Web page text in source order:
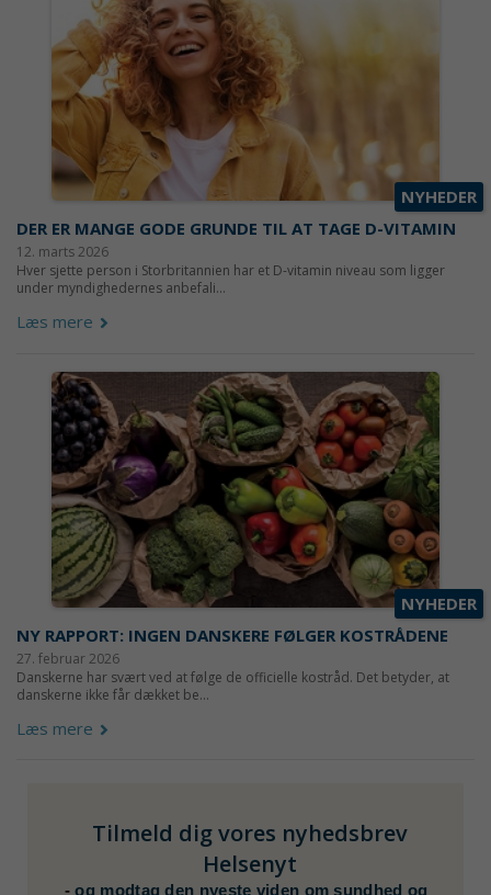
NYHEDER
DER ER MANGE GODE GRUNDE TIL AT TAGE D-VITAMIN
12. marts 2026
Hver sjette person i Storbritannien har et D-vitamin niveau som ligger
under myndighedernes anbefali...
Læs mere
NYHEDER
NY RAPPORT: INGEN DANSKERE FØLGER KOSTRÅDENE
27. februar 2026
Danskerne har svært ved at følge de officielle kostråd. Det betyder, at
danskerne ikke får dækket be...
Læs mere
Tilmeld dig vores nyhedsbrev
Helsenyt
-og modtag den nyeste viden om sundhed og